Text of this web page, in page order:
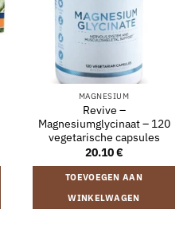
MAGNESIUM
Revive –
Magnesiumglycinaat – 120
vegetarische capsules
20.10€
TOEVOEGEN AAN
WINKELWAGEN